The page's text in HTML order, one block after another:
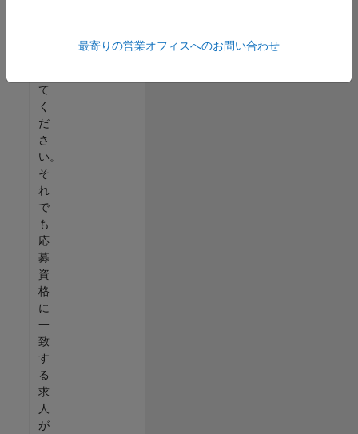
て
く
だ
さ
い。
そ
れ
で
も
応
募
資
格
に
一
致
す
る
求
人
が
最寄りの営業オフィスへのお問い合わせ